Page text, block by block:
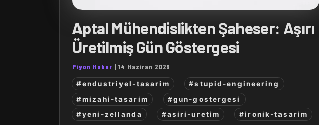
Aptal Mühendislikten Şaheser: Aşırı
Üretilmiş Gün Göstergesi
Piyon Haber |14 Haziran 2026
#endustriyel-tasarim
#stupid-engineering
#mizahi-tasarim
#gun-gostergesi
#yeni-zellanda
#asiri-uretim #ironik-tasarim